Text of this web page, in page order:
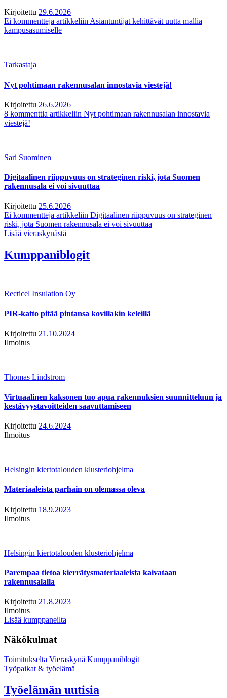
Kirjoitettu 29.6.2026
Ei kommentteja artikkeliin Asiantuntijat kehittävät uutta mallia
kampusasumiselle
Tarkastaja
Nyt pohtimaan rakennusalan innostavia viestejä!
Kirjoitettu 26.6.2026
8 kommenttia artikkeliin Nyt pohtimaan rakennusalan innostavia
viestejä!
Sari Suominen
Digitaalinen riippuvuus on strateginen riski, jota Suomen
rakennusala ei voi sivuuttaa
Kirjoitettu 25.6.2026
Ei kommentteja artikkeliin Digitaalinen riippuvuus on strateginen
riski, jota Suomen rakennusala ei voi sivuuttaa
Lisää vieraskynästä
Kumppaniblogit
Recticel Insulation Oy
PIR-katto pitää pintansa kovillakin keleillä
Kirjoitettu 21.10.2024
Ilmoitus
Thomas Lindstrom
Virtuaalinen kaksonen tuo apua rakennuksien suunnitteluun ja
kestävyystavoitteiden saavuttamiseen
Kirjoitettu 24.6.2024
Ilmoitus
Helsingin kiertotalouden klusteriohjelma
Materiaaleista parhain on olemassa oleva
Kirjoitettu 18.9.2023
Ilmoitus
Helsingin kiertotalouden klusteriohjelma
Parempaa tietoa kierrätysmateriaaleista kaivataan
rakennusalalla
Kirjoitettu 21.8.2023
Ilmoitus
Lisää kumppaneilta
Näkökulmat
Toimitukselta Vieraskynä Kumppaniblogit
Työpaikat & työelämä
Työelämän uutisia